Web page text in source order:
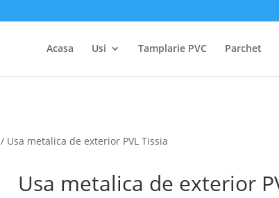
Acasa Usi Tamplarie PVC Parchet
/ Usa metalica de exterior PVL Tissia
Usa metalica de exterior